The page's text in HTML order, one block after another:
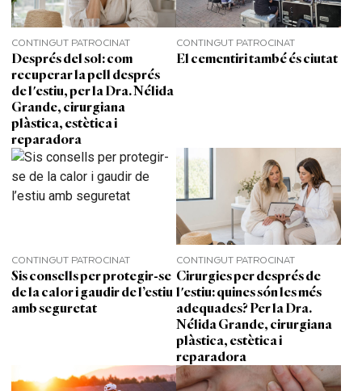
CONTINGUT PATROCINAT
Després del sol: com
recuperar la pell després
de l'estiu, per la Dra. Nélida
Grande, cirurgiana
plàstica, estètica i
reparadora
CONTINGUT PATROCINAT
El cementiri també és ciutat
CONTINGUT PATROCINAT
Sis consells per protegir-se
de la calor i gaudir de l’estiu
amb seguretat
CONTINGUT PATROCINAT
Cirurgies per després de
l'estiu: quines són les més
adequades? Per la Dra.
Nélida Grande, cirurgiana
plàstica, estètica i
reparadora